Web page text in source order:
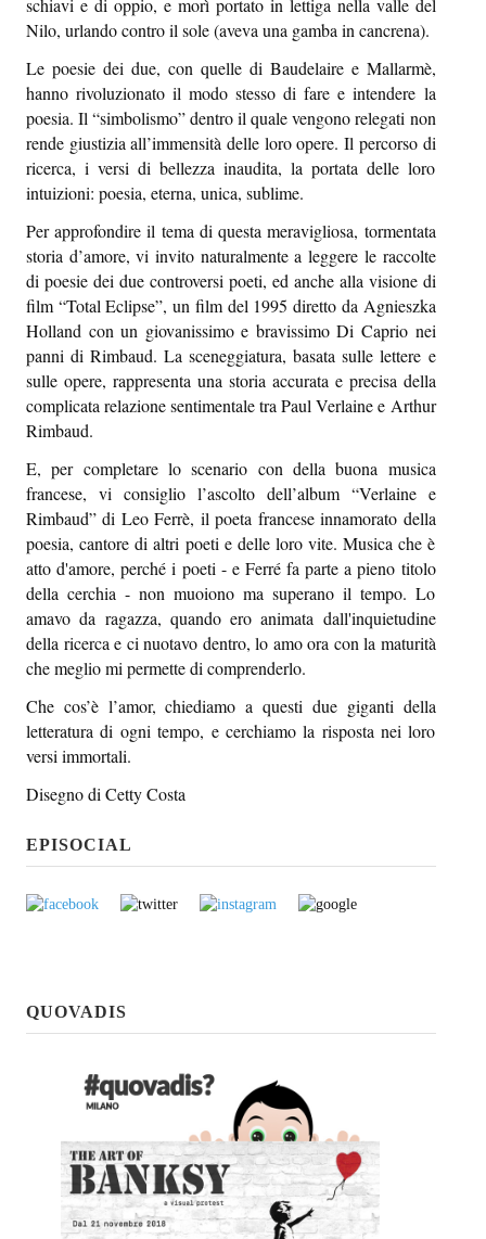
schiavi e di oppio, e morì portato in lettiga nella valle del
Nilo, urlando contro il sole (aveva una gamba in cancrena).
Le poesie dei due, con quelle di Baudelaire e Mallarmè,
hanno rivoluzionato il modo stesso di fare e intendere la
poesia. Il “simbolismo” dentro il quale vengono relegati non
rende giustizia all’immensità delle loro opere. Il percorso di
ricerca, i versi di bellezza inaudita, la portata delle loro
intuizioni: poesia, eterna, unica, sublime.
Per approfondire il tema di questa meravigliosa, tormentata
storia d’amore, vi invito naturalmente a leggere le raccolte
di poesie dei due controversi poeti, ed anche alla visione di
film “Total Eclipse”, un film del 1995 diretto da Agnieszka
Holland con un giovanissimo e bravissimo Di Caprio nei
panni di Rimbaud. La sceneggiatura, basata sulle lettere e
sulle opere, rappresenta una storia accurata e precisa della
complicata relazione sentimentale tra Paul Verlaine e Arthur
Rimbaud.
E, per completare lo scenario con della buona musica
francese, vi consiglio l’ascolto dell’album “Verlaine e
Rimbaud” di Leo Ferrè, il poeta francese innamorato della
poesia, cantore di altri poeti e delle loro vite. Musica che è
atto d'amore, perché i poeti - e Ferré fa parte a pieno titolo
della cerchia - non muoiono ma superano il tempo. Lo
amavo da ragazza, quando ero animata dall'inquietudine
della ricerca e ci nuotavo dentro, lo amo ora con la maturità
che meglio mi permette di comprenderlo.
Che cos’è l’amor, chiediamo a questi due giganti della
letteratura di ogni tempo, e cerchiamo la risposta nei loro
versi immortali.
Disegno di Cetty Costa
EPISOCIAL
QUOVADIS